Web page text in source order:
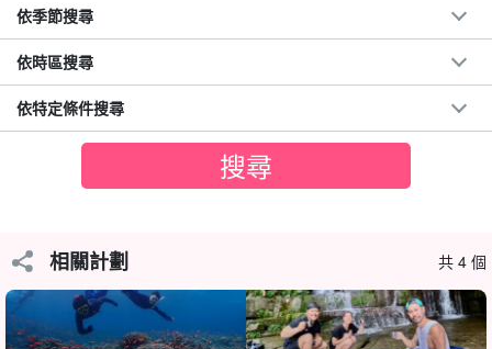
歡迎初次使用皮艇者☆。
西表島上唯一的瀑布。
以下是一些可以做的
事情。
在牆中有洞的海灘上，您可以享用午餐，並在清澈的海水中浮潛！
依季節搜尋
依時區搜尋
依特定條件搜尋
相關計劃 共 4 個